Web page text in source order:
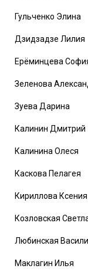
Гульченко
Дзидзадзе
Ерёминцева
Зеленова
Зуева
Калинин
Калинина
Каскова
Кириллова
Козловская
Любинская
Маклагин